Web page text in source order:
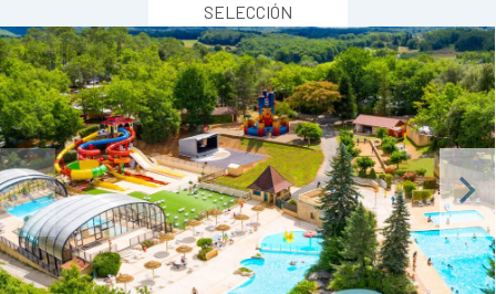
SELECCIÓN
Next